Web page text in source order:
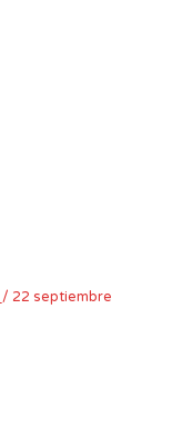
/ 22 septiembre